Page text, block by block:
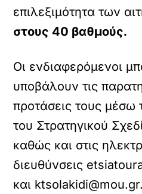
επιλεξιμότητα των
στους 40 βαθμούς.
Οι ενδιαφερόμενοι
υποβάλουν τις
προτάσεις τους μέσω
του Στρατηγικού
καθώς και στις
διευθύνσεις
και ktsolakidi@mou.gr.